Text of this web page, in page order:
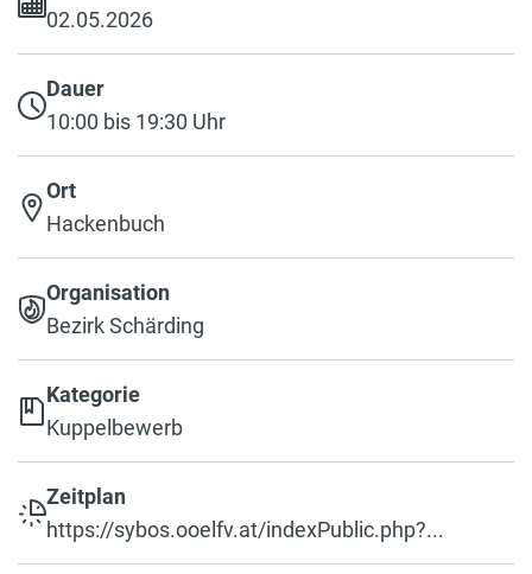
02.05.2026
Dauer
10:00 bis 19:30 Uhr
Ort
Hackenbuch
Organisation
Bezirk Schärding
Kategorie
Kuppelbewerb
Zeitplan
https://sybos.ooelfv.at/indexPublic.php?...